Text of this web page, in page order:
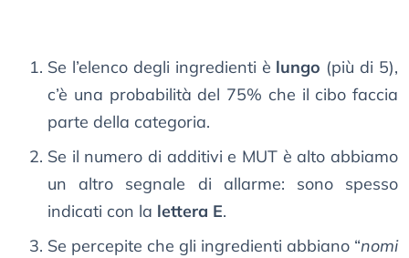
Se l’elenco degli ingredienti è lungo (più di 5),
c’è una probabilità del 75% che il cibo faccia
parte della categoria.
Se il numero di additivi e MUT è alto abbiamo
un altro segnale di allarme: sono spesso
indicati con la lettera E.
Se percepite che gli ingredienti abbiano “nomi